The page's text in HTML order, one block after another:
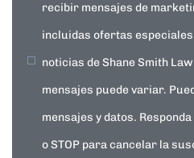
recibir mensajes de
incluidas ofertas
noticias de Shane Smith
mensajes puede variar.
mensajes y datos.
o STOP para cancelar la